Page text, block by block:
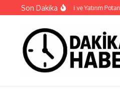
İçeriğe atlaSon Dakika
Haymana’nın Geleceği ve Yatırım